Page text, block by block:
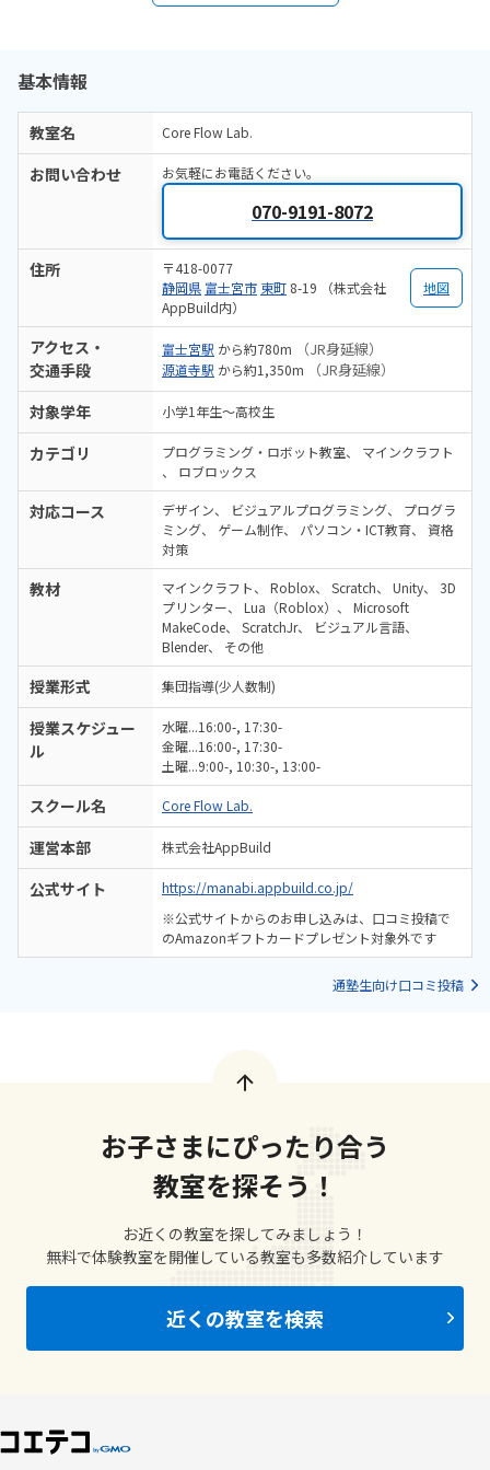
基本情報
教室名 Core Flow Lab.
お問い合わせ お気軽にお電話ください。
070-9191-8072
住所
〒418-0077
静岡県 富士宮市 東町 8-19 （株式会社
AppBuild内）
地図
アクセス・
交通手段
富士宮駅 から約780m （JR身延線）
源道寺駅 から約1,350m （JR身延線）
対象学年 小学1年生～高校生
カテゴリ プログラミング・ロボット教室
マインクラフト
ロブロックス
対応コース デザイン ビジュアルプログラミング
プログラ
ミング
ゲーム制作 パソコン・ICT教育
資格
対策
教材 マインクラフト Roblox Scratch Unity
3D
プリンター
Lua（Roblox）
Microsoft
MakeCode
ScratchJr
ビジュアル言語
Blender
その他
授業形式 集団指導(少人数制)
授業スケジュー
ル
水曜...16:00-, 17:30-
金曜...16:00-, 17:30-
土曜...9:00-, 10:30-, 13:00-
スクール名 Core Flow Lab.
運営本部 株式会社AppBuild
公式サイト
https://manabi.appbuild.co.jp/
※公式サイトからのお申し込みは、口コミ投稿で
のAmazonギフトカードプレゼント対象外です
通塾生向け口コミ投稿
お子さまにぴったり合う
教室を探そう！
お近くの教室を探してみましょう！
無料で体験教室を開催している教室も多数紹介しています
近くの教室を検索